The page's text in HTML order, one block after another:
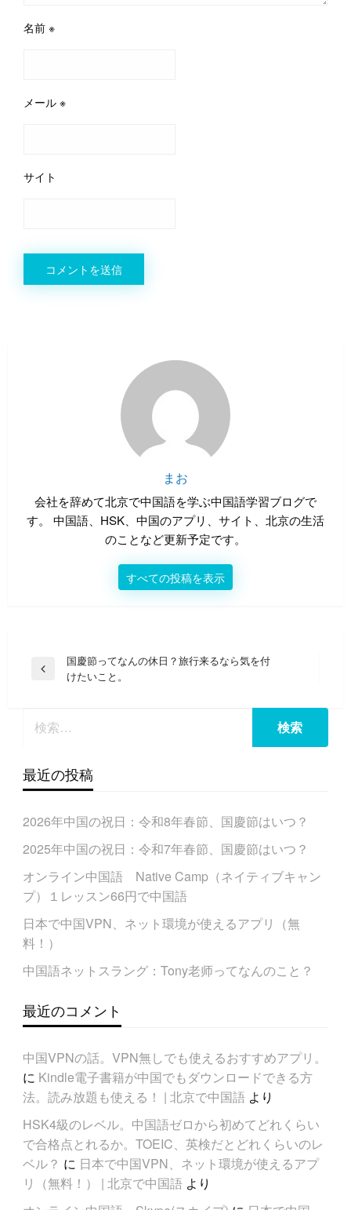
名前 ※
メール ※
サイト
まお
会社を辞めて北京で中国語を学ぶ中国語学習ブログで
す。 中国語、HSK、中国のアプリ、サイト、北京の生活
のことなど更新予定です。
すべての投稿を表示
投
ビ
ー
シ
ョ
稿
国慶節ってなんの休日？旅行来るなら気を付
けたいこと。
最近の投稿
2026年中国の祝日：令和8年春節、国慶節はいつ？
2025年中国の祝日：令和7年春節、国慶節はいつ？
オンライン中国語 Native Camp（ネイティブキャン
プ）１レッスン66円で中国語
日本で中国VPN、ネット環境が使えるアプリ（無
料！）
中国語ネットスラング：Tony老师ってなんのこと？
最近のコメント
中国VPNの話。VPN無しでも使えるおすすめアプリ。
に Kindle電子書籍が中国でもダウンロードできる方
法。読み放題も使える！ | 北京で中国語より
HSK4級のレベル。中国語ゼロから初めてどれくらい
で合格点とれるか。TOEIC、英検だとどれくらいのレ
ベル？ に 日本で中国VPN、ネット環境が使えるアプ
リ（無料！） | 北京で中国語より